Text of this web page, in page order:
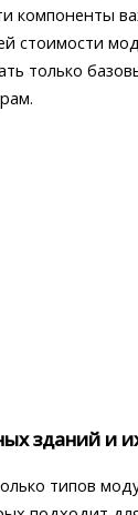
компоненты
стоимости
только
зданий и
типов